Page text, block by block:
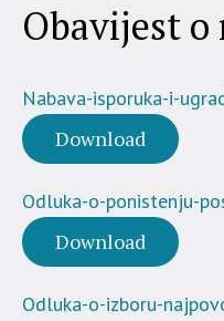
Obavijest o
Nabava-isporuka-i-
Download
Odluka-o-ponistenju-
Download
Odluka-o-izboru-